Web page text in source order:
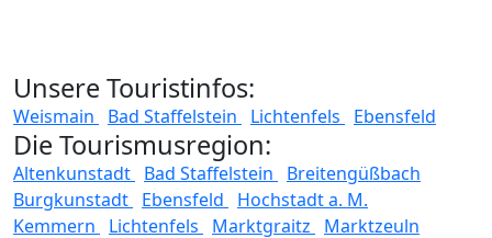
Unsere Touristinfos:
Weismain Bad Staffelstein Lichtenfels Ebensfeld
Die Tourismusregion:
Altenkunstadt Bad Staffelstein
Breitengüßbach
Burgkunstadt Ebensfeld
Hochstadt a. M.
Kemmern
Lichtenfels Marktgraitz
Marktzeuln